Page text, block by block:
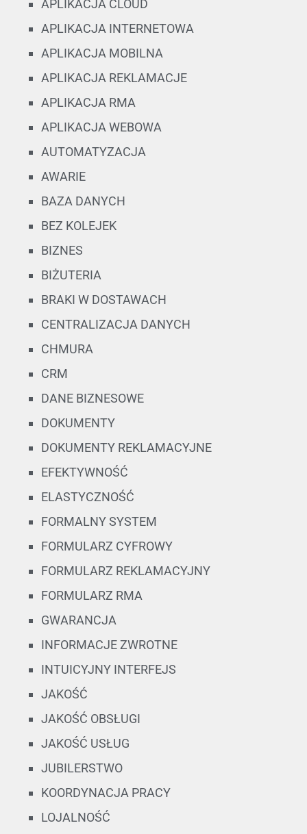
APLIKACJA CLOUD
APLIKACJA INTERNETOWA
APLIKACJA MOBILNA
APLIKACJA REKLAMACJE
APLIKACJA RMA
APLIKACJA WEBOWA
AUTOMATYZACJA
AWARIE
BAZA DANYCH
BEZ KOLEJEK
BIZNES
BIŻUTERIA
BRAKI W DOSTAWACH
CENTRALIZACJA DANYCH
CHMURA
CRM
DANE BIZNESOWE
DOKUMENTY
DOKUMENTY REKLAMACYJNE
EFEKTYWNOŚĆ
ELASTYCZNOŚĆ
FORMALNY SYSTEM
FORMULARZ CYFROWY
FORMULARZ REKLAMACYJNY
FORMULARZ RMA
GWARANCJA
INFORMACJE ZWROTNE
INTUICYJNY INTERFEJS
JAKOŚĆ
JAKOŚĆ OBSŁUGI
JAKOŚĆ USŁUG
JUBILERSTWO
KOORDYNACJA PRACY
LOJALNOŚĆ